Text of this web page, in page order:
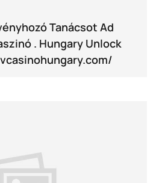
Tanácsot Ad
. Hungary Unlock